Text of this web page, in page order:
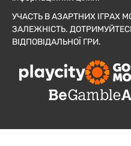
УЧАСТЬ В АЗАРТНИХ ІГРАХ
ЗАЛЕЖНІСТЬ.
ВІДПОВІДАЛЬНОЇ ГРИ.